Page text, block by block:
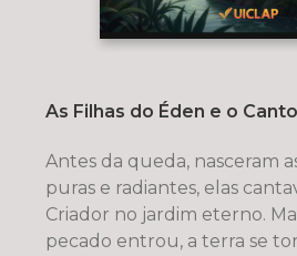
As Filhas do Éden e o
Antes da queda, nasceram
puras e radiantes, elas
Criador no jardim eterno.
pecado entrou, a terra se